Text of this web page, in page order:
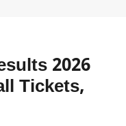
2026
Tickets,